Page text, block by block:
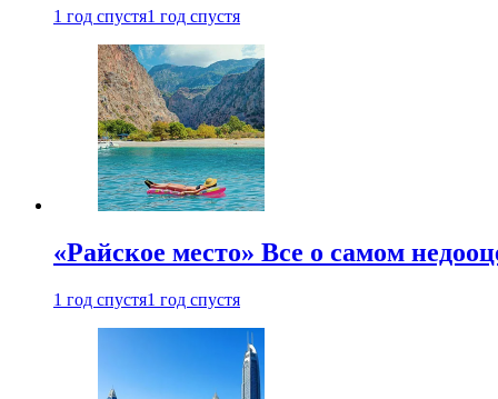
1 год спустя1 год спустя
«Райское место» Все о самом
1 год спустя1 год спустя